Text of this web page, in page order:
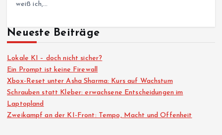
weiß ich,…
Neueste Beiträge
Lokale KI – doch nicht sicher?
Ein Prompt ist keine Firewall
Xbox-Reset unter Asha Sharma: Kurs auf Wachstum
Schrauben statt Kleber: erwachsene Entscheidungen im
Laptopland
Zweikampf an der KI-Front: Tempo, Macht und Offenheit